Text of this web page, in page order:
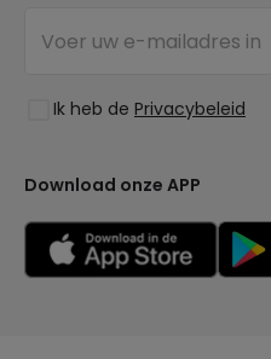
Bedrijfsverlichting
Ruimtes
Collecties
Ik heb de Privacybeleid
Download onze APP